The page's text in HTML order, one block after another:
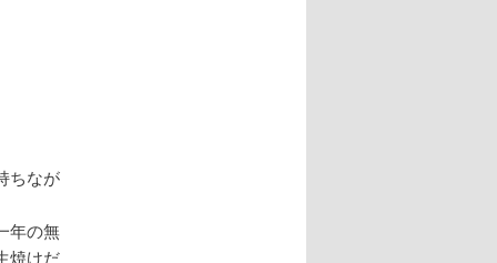
ちなが
年の無
焼けだ